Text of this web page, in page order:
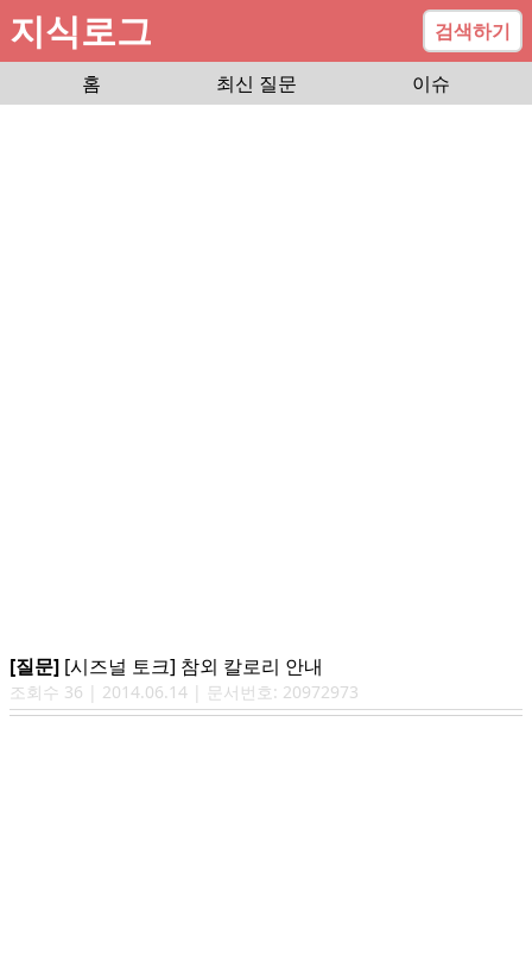
지식로그
검색하기
홈
최신 질문 이슈
[질문] [시즈널 토크] 참외 칼로리 안내
조회수 36 | 2014.06.14 | 문서번호: 20972973